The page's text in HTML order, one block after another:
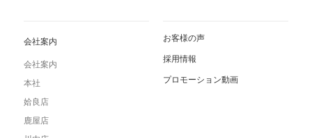
会社案内
会社案内
本社
姶良店
鹿屋店
お客様の声
採用情報
プロモーション動画